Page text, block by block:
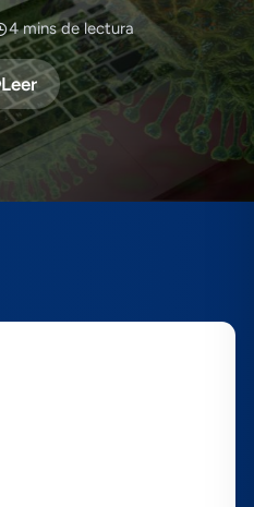
4 mins de lectura
Leer